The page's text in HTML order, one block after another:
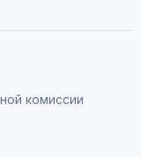
комиссии